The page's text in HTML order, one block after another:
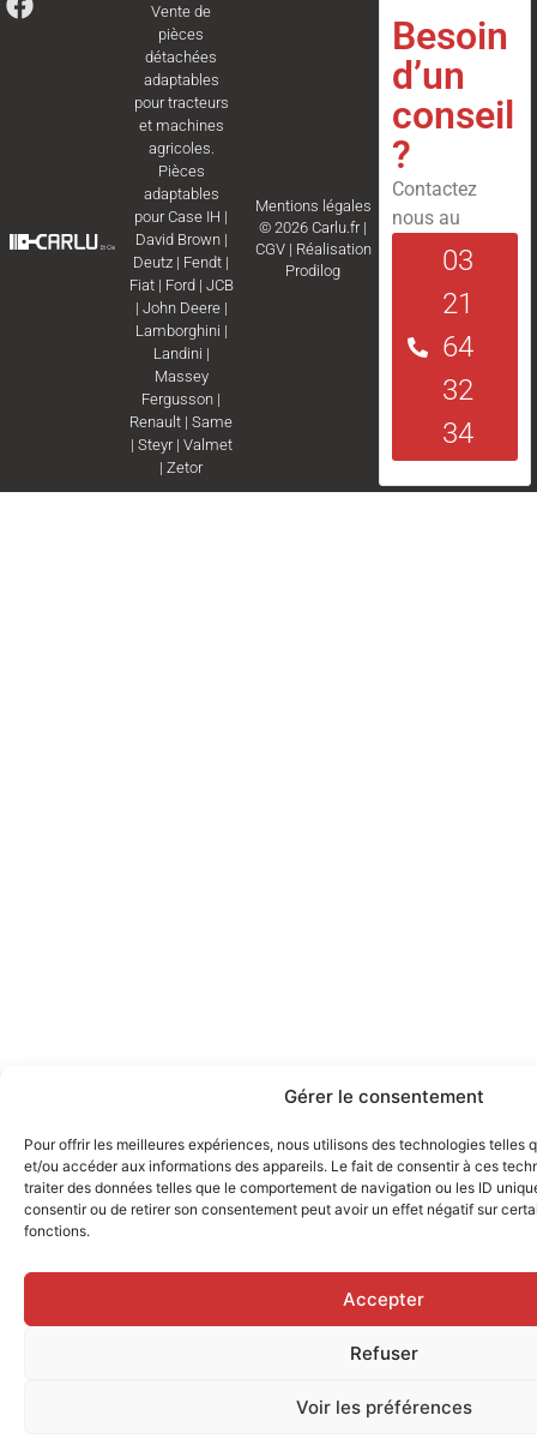
Gérer le consentement
Pour offrir les meilleures expériences, nous utilisons des technologies telles
et/ou accéder aux informations des appareils. Le fait de consentir à ces
traiter des données telles que le comportement de navigation ou les ID
consentir ou de retirer son consentement peut avoir un effet négatif sur
fonctions.
Accepter
Refuser
Voir les préférences
Vente de
pièces
détachées
adaptables
pour tracteurs
et machines
agricoles.
Pièces
adaptables
pourCase IH |
David Brown|
Deutz | Fendt |
Fiat| Ford | JCB
| John Deere|
Lamborghini |
Landini |
Massey
Fergusson |
Renault |Same
| Steyr| Valmet
|Zetor
Mentions légales
© 2026 Carlu.fr |
CGV| Réalisation
Prodilog
Besoin
d’un
conseil
?
Contactez
nous au
03
21
64
32
34